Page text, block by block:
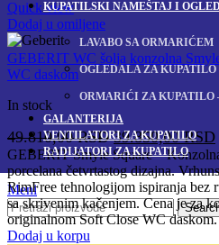
KUPATILSKI NAMEŠTAJ I
LAVABO SA ORMARIĆEM
OGLEDALA ZA KUPATILO
ORMARIĆI ZA KUPATILO
GALANTERIJA
VENTILATORI ZA KUPATILO
RADIJATORI ZA KUPATILO
Meni
Quick view
Dodaj u omiljene
GEBERIT WC šolja konzolna
WC daskom
In stock
49.810,00RSD Originalna
cena
je
bila:
49.810,00 RSD.
39.850,00RSD
GEBERIT Smyle Square –
porcelana četvrtastog dizajna.
RimFree tehnologijom ispiranja bez
sa skrivenim kačenjem. Cena je za
originalnom Soft Close WC daskom.
Dodaj u korpu